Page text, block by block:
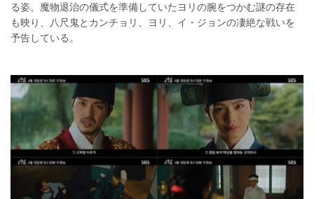
る姿、魔物退治の儀式を準備していたヨリの腕をつかむ謎の存在
も映り、八尺鬼とカンチョリ、ヨリ、イ・ジョンの凄絶な戦いを
予告している。